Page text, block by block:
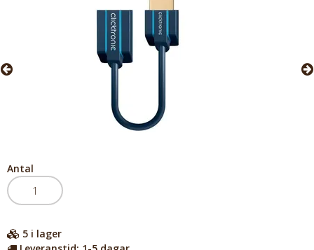
Antal
5 i lager